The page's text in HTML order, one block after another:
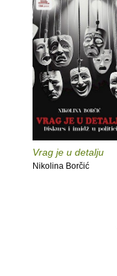
Vrag je u detalju
Nikolina Borčić